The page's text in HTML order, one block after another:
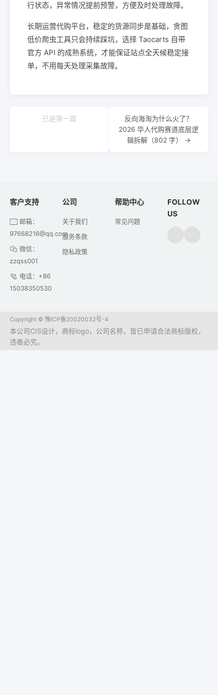
行状态，异常情况提前预警，方便及时处理故障。
长期运营代购平台，稳定的货源同步是基础，贪图
低价爬虫工具只会持续踩坑，选择 Taocarts 自带
官方 API 的成熟系统，才能保证站点全天候稳定接
单，不用每天处理采集故障。
已是第一篇
反向海淘为什么火了？
2026 华人代购赛道底层逻
辑拆解（802 字） →
客户支持
邮箱：
97668216@qq.com
微信：
zzqss001
电话：+86
15038350530
公司
关于我们
服务条款
隐私政策
帮助中心
常见问题
FOLLOW
US
Copyright © 豫ICP备20020032号-4
本公司CIS设计，商标logo，公司名称，皆已申请合法商标版权，
违者必究。